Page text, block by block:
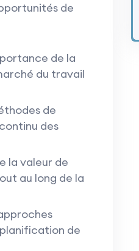
de
de la
du travail
de
des
la valeur de
au long de la
de